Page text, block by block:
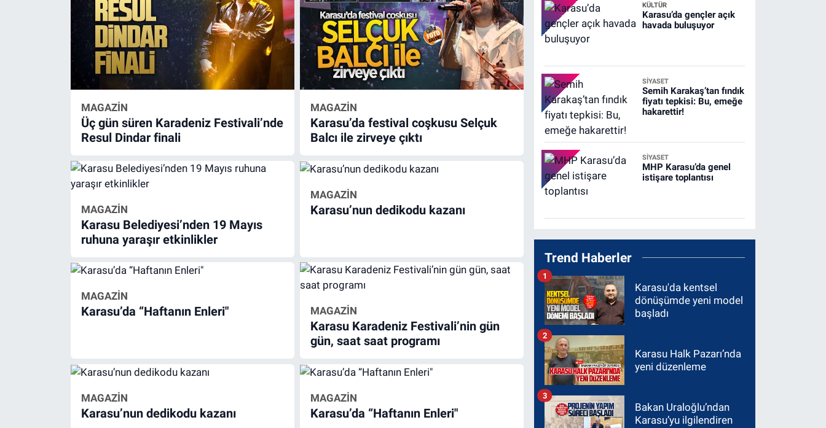
MAGAZİN
Üç gün süren Karadeniz Festivali’nde
Resul Dindar finali
MAGAZİN
Karasu’da festival coşkusu Selçuk
Balcı ile zirveye çıktı
MAGAZİN
Karasu Belediyesi’nden 19 Mayıs
ruhuna yaraşır etkinlikler
MAGAZİN
Karasu’nun dedikodu kazanı
MAGAZİN
Karasu’da “Haftanın Enleri" MAGAZİN
Karasu Karadeniz Festivali’nin gün
gün, saat saat programı
MAGAZİN
Karasu’nun dedikodu kazanı
MAGAZİN
Karasu’da “Haftanın Enleri"
KÜLTÜR
Karasu’da gençler açık
havada buluşuyor
SİYASET
Semih Karakaş’tan fındık
fiyatı tepkisi: Bu, emeğe
hakarettir!
SİYASET
MHP Karasu’da genel
istişare toplantısı
Trend Haberler
Karasu'da kentsel
dönüşümde yeni model
başladı
1
Karasu Halk Pazarı’nda
yeni düzenleme
2
Bakan Uraloğlu’ndan
Karasu’yu ilgilendiren
3